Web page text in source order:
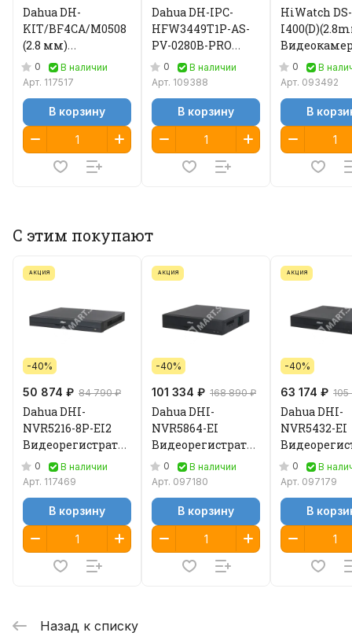
Dahua DH-
KIT/BF4CA/M0508
(2.8 мм)
Видеокамера IP с
солнечной
0
В наличии
Арт. 117517
В корзину
Dahua DH-IPC-
HFW3449T1P-AS-
PV-0280B-PRO
(2,8мм)
видеокамера IP
0
В наличии
Арт. 109388
В корзину
HiWatch DS-
0
В
Арт. 093492
В
С этим покупают
АКЦИЯ
-40%
50 874 ₽ 84 790 ₽
Dahua DHI-
NVR5216-8P-EI2
Видеорегистратор
IP 0
В наличии
Арт. 117469
В корзину
АКЦИЯ
-40%
101 334 ₽ 168 890 ₽
Dahua DHI-
NVR5864-EI
Видеорегистратор
IP 0
В наличии
Арт. 097180
В корзину
АКЦИЯ
-40%
63 174 ₽ 105
Dahua DHI-
NVR5432-EI
IP 0
В
Арт. 097179
В
Назад к списку